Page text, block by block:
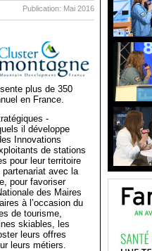
Publication: Mai 2016
plus de 350
en France.
-
il développe
Innovations
de stations
pour leur territoire
avec la
pour favoriser
des Maires
à l’occasion du
de tourisme,
skiables, les
leurs offres
leurs métiers.